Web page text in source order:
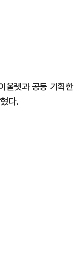
울렛과 공동 기획한
다.